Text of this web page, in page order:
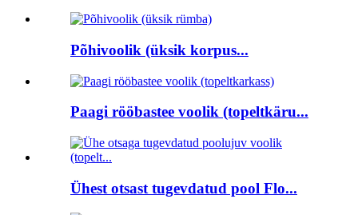
Põhivoolik (üksik korpus...
Paagi rööbastee voolik (topeltkäru...
Ühest otsast tugevdatud pool Flo...